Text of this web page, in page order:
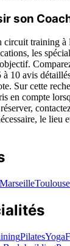
son
circuit training
les
10 avis
Sur cette
en compte
le lieu
MarseilleToulouse
PilatesYoga